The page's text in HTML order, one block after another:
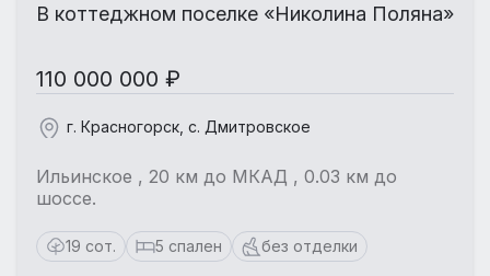
В коттеджном поселке «Николина Поляна»
110 000 000 ₽
г. Красногорск, с. Дмитровское
Ильинское , 20 км до МКАД , 0.03 км до
шоссе.
19 сот. 5 спален без отделки